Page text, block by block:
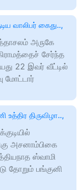
வாலிபர் கைது..,
அருகே
சேர்ந்த
22 இவர் வீட்டில்
மோட்டார்
திருவிழா..,
அசனாம்பிகை
ஸ்வாமி
தோறும் பங்குனி